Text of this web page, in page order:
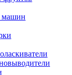
машин